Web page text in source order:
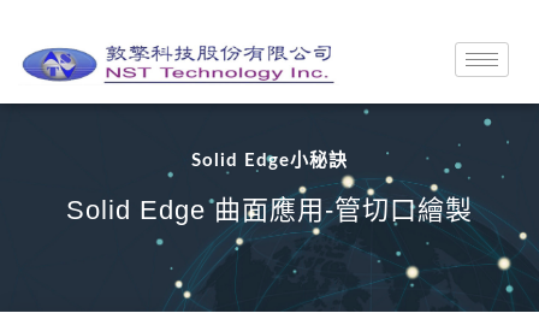
Solid Edge小秘訣
Solid Edge 曲面應用-管切口繪製